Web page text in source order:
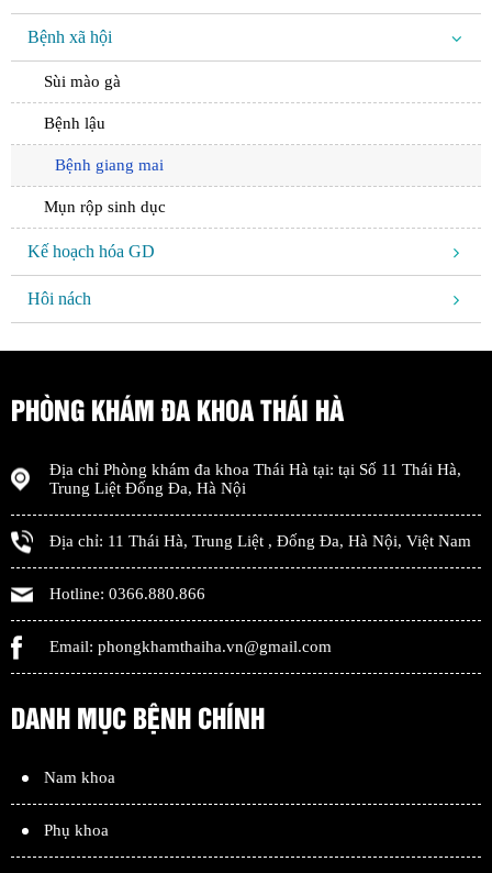
Bệnh xã hội
Sùi mào gà
Bệnh lậu
Bệnh giang mai
Mụn rộp sinh dục
Kế hoạch hóa GD
Hôi nách
PHÒNG KHÁM ĐA KHOA THÁI HÀ
Địa chỉ Phòng khám đa khoa Thái Hà tại: tại Số 11 Thái Hà,
Trung Liệt Đống Đa, Hà Nội
Địa chỉ: 11 Thái Hà, Trung Liệt , Đống Đa, Hà Nội, Việt Nam
Hotline: 0366.880.866
Email: phongkhamthaiha.vn@gmail.com
DANH MỤC BỆNH CHÍNH
Nam khoa
Phụ khoa